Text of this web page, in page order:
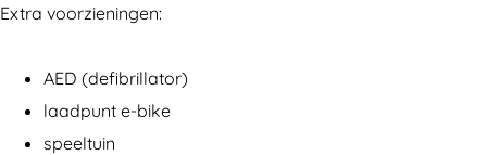
a
e
r
g
a
t
e
g
a
t
e
Extra voorzieningen:
AED (defibrillator)
laadpunt e-bike
speeltuin